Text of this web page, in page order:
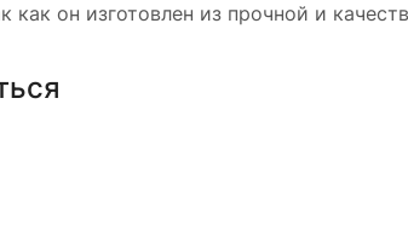
как он изготовлен из прочной и